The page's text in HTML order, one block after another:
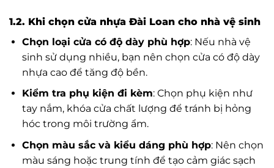
1.2. Khi chọn cửa nhựa Đài Loan cho nhà vệ sinh
Chọn loại cửa có độ dày phù hợp: Nếu nhà vệ
sinh sử dụng nhiều, bạn nên chọn cửa có độ dày
nhựa cao để tăng độ bền.
Kiểm tra phụ kiện đi kèm: Chọn phụ kiện như
tay nắm, khóa cửa chất lượng để tránh bị hỏng
hóc trong môi trường ẩm.
Chọn màu sắc và kiểu dáng phù hợp: Nên chọn
màu sáng hoặc trung tính để tạo cảm giác sạch